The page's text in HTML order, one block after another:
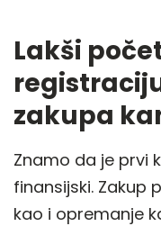
Lakši
zakupa
Znamo da je prvi
finansijski. Zakup
kao i opremanje